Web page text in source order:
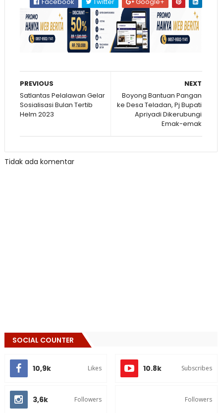
NEXT
Boyong Bantuan Pangan
ke Desa Teladan, Pj Bupati
Apriyadi Dikerubungi
Emak-emak
PREVIOUS
Satlantas Pelalawan Gelar
Sosialisasi Bulan Tertib
Helm 2023
Tidak ada komentar
SOCIAL COUNTER
10,9k Likes 10.8k Subscribes
3,6k Followers Followers